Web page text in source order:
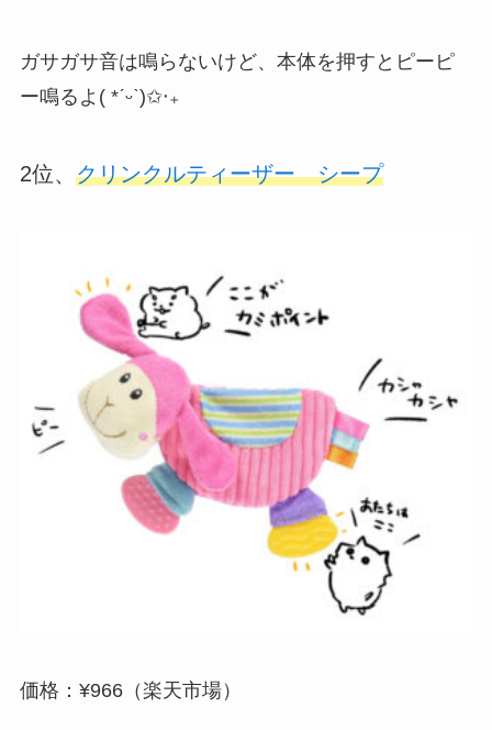
ガサガサ音は鳴らないけど、本体を押すとピーピ
ー鳴るよ( *ˊᵕˋ)✩︎‧₊
2位、 クリンクルティーザー シープ
価格：¥966（楽天市場）